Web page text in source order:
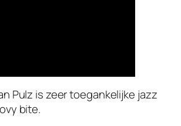
Pulz is zeer toegankelijke jazz
bite.